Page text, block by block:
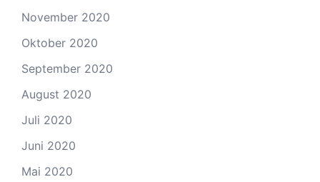
November 2020
Oktober 2020
September 2020
August 2020
Juli 2020
Juni 2020
Mai 2020